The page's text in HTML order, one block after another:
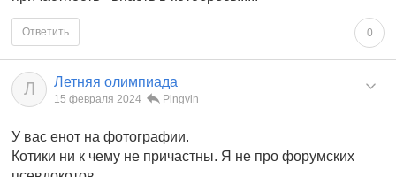
0
Ответить
Л Летняя олимпиада
15 февраля 2024 Pingvin
У вас енот на фотографии.
Котики ни к чему не причастны. Я не про форумских